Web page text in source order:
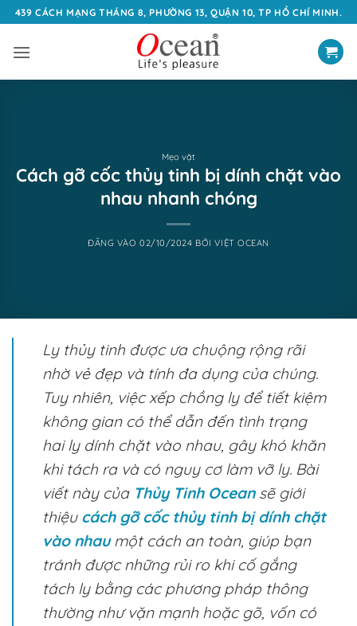
qua
nội
439 CÁCH MẠNG THÁNG 8, PHƯỜNG 13, QUẬN 10, TP HỒ CHÍ MINH.
Mẹo vặt
Cách gỡ cốc thủy tinh bị dính chặt vào
nhau nhanh chóng
ĐĂNG VÀO 02/10/2024 BỞIVIỆT OCEAN
Ly thủy tinh được ưa chuộng rộng rãi
nhờ vẻ đẹp và tính đa dụng của chúng.
Tuy nhiên, việc xếp chồng ly để tiết kiệm
không gian có thể dẫn đến tình trạng
hai ly dính chặt vào nhau, gây khó khăn
khi tách ra và có nguy cơ làm vỡ ly. Bài
viết này của Thủy Tinh Ocean sẽ giới
thiệu cách gỡ cốc thủy tinh bị dính chặt
vào nhaumột cách an toàn, giúp bạn
tránh được những rủi ro khi cố gắng
tách ly bằng các phương pháp thông
thường như vặn mạnh hoặc gõ, vốn có